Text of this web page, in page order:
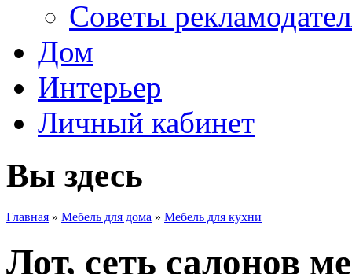
Советы
Дом
Интерьер
Личный кабинет
Вы здесь
Главная » Мебель для дома » Мебель для кухни
Лот, сеть салонов